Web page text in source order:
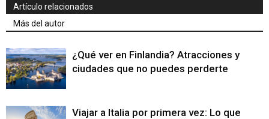
Artículo relacionados
Más del autor
¿Qué ver en Finlandia? Atracciones y
ciudades que no puedes perderte
Viajar a Italia por primera vez: Lo que